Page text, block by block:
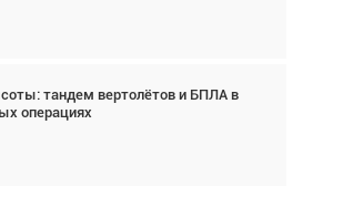
тандем вертолётов и БПЛА в
операциях
– это актив. Подходите к
образом